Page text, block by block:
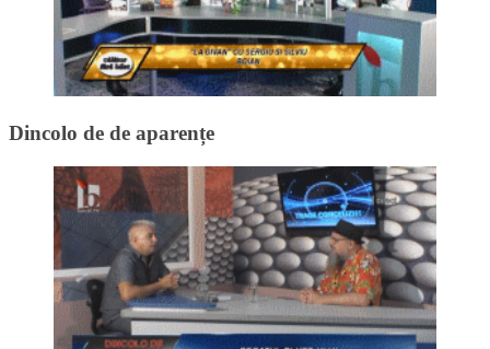
Dincolo de de aparențe